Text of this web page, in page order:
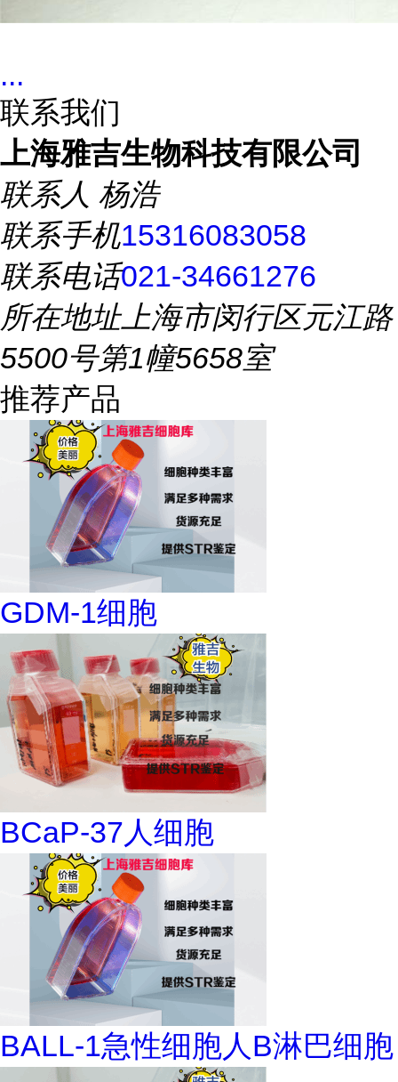
...
联系我们
上海雅吉生物科技有限公司
联系人 杨浩
联系手机15316083058
联系电话021-34661276
所在地址上海市闵行区元江路
5500号第1幢5658室
推荐产品
GDM-1细胞
BCaP-37人细胞
BALL-1急性细胞人B淋巴细胞